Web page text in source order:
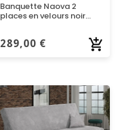
Banquette Naova 2
places en velours noir
289,00 €